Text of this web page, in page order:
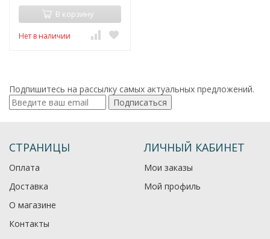
В корзину
Нет в наличии
Подпишитесь на рассылку самых актуальных предложений.
Подписаться
СТРАНИЦЫ
Оплата
Доставка
О магазине
Контакты
ЛИЧНЫЙ КАБИНЕТ
Мои заказы
Мой профиль